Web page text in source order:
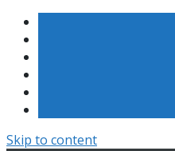
Skip to content